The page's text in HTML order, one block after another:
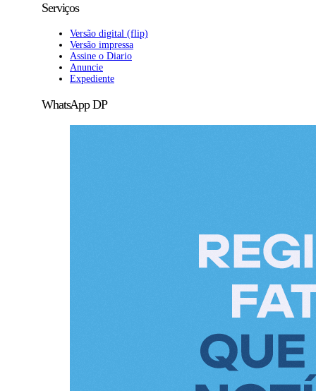
Serviços
Versão digital (flip)
Versão impressa
Assine o Diario
Anuncie
Expediente
WhatsApp DP